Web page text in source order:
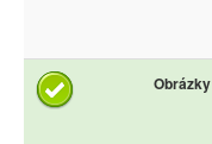
Obrázky